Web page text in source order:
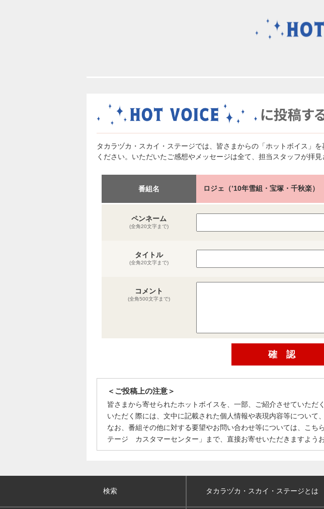
タカラヅカ・スカイ・ステージでは、皆さまからの「ホットボイス」
ください。いただいたご感想やメッセージは全て、担当スタッフが拝
番組名 ロジェ（’10年雪組・宝塚・千秋楽）
ペンネーム
(全角20文字まで)
タイトル
(全角20文字まで)
コメント
(全角500文字まで)
＜ご投稿上の注意＞
皆さまから寄せられたホットボイスを、一部、ご紹介させていた
いただく際には、文中に記載された個人情報や表現内容等について
なお、番組その他に対する要望やお問い合わせ等については、こ
テージ カスタマーセンター」まで、直接お寄せいただきますようお
検索 タカラヅカ・スカイ ・ステージとは